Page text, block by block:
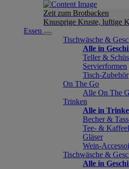
Zeit zum Brotbacken
Knusprige Kruste, luftige
Essen
Tischwäsche &
Alle in
Teller &
Servierformen
Tisch-Zubehör
On The Go
Alle On The
Trinken
Alle in
Becher &
Tee- &
Gläser
Wein-
Tischwäsche &
Alle in